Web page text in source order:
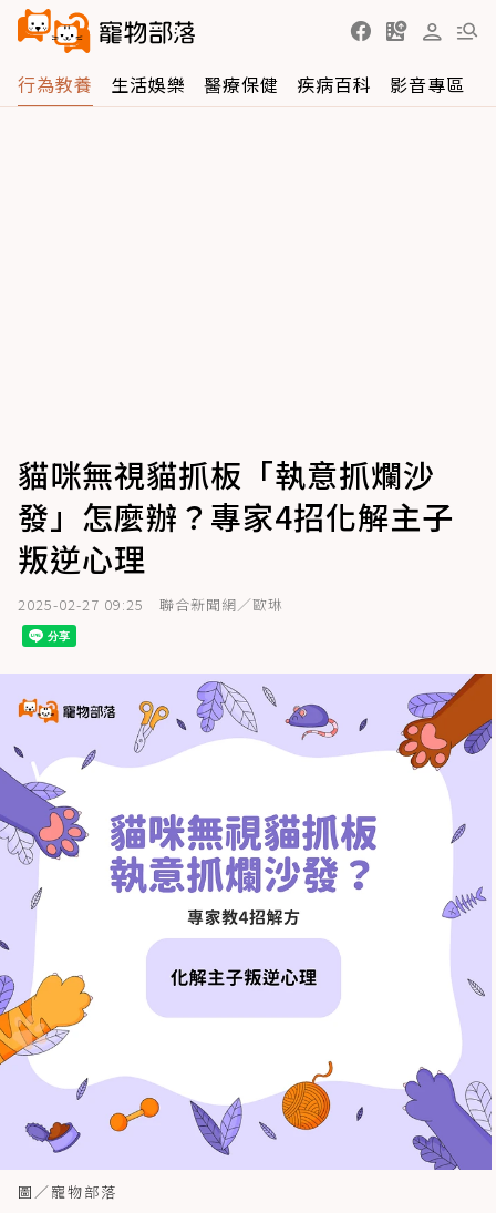
行為教養 生活娛樂 醫療保健 疾病百科 影音專區
貓咪無視貓抓板「執意抓爛沙
發」怎麼辦？專家4招化解主子
叛逆心理
2025-02-27 09:25 聯合新聞網／歐琳
圖／寵物部落